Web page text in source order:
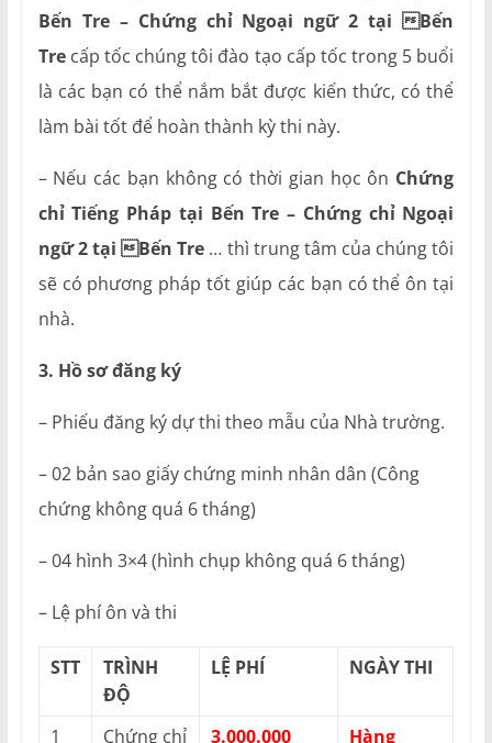
Bến Tre – Chứng chỉ Ngoại ngữ 2 tại Bến
Tre cấp tốc chúng tôi đào tạo cấp tốc trong 5 buổi
là các bạn có thể nắm bắt được kiến thức, có thể
làm bài tốt để hoàn thành kỳ thi này.
– Nếu các bạn không có thời gian học ôn Chứng
chỉ Tiếng Pháp tại Bến Tre – Chứng chỉ Ngoại
ngữ 2 tại Bến Tre … thì trung tâm của chúng tôi
sẽ có phương pháp tốt giúp các bạn có thể ôn tại
nhà.
3. Hồ sơ đăng ký
– Phiếu đăng ký dự thi theo mẫu của Nhà trường.
– 02 bản sao giấy chứng minh nhân dân (Công
chứng không quá 6 tháng)
– 04 hình 3×4 (hình chụp không quá 6 tháng)
– Lệ phí ôn và thi
STT
TRÌNH
ĐỘ
LỆ PHÍ NGÀY THI
1 Chứng chỉ 3.000.000 Hàng